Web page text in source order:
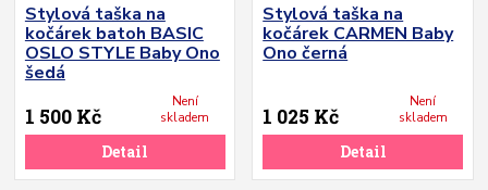
Stylová taška na
kočárek batoh BASIC
OSLO STYLE Baby Ono
šedá
1 500 Kč
Není
skladem
Detail
Stylová taška na
kočárek CARMEN Baby
Ono černá
1 025 Kč
Není
skladem
Detail